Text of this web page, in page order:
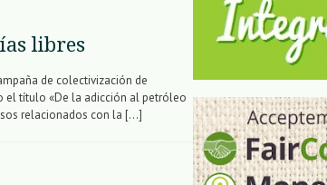
libres
de colectivización de
el título «De la adicción al petróleo
relacionados con la […]